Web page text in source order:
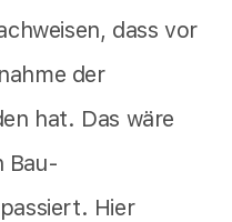
dass vor
der
hat. Das wäre
Bau-
Hier